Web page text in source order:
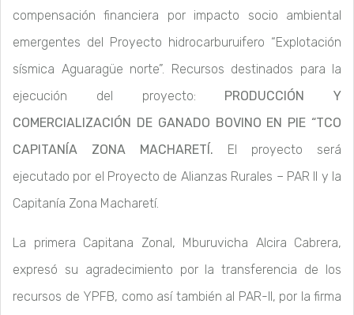
compensación financiera por impacto socio ambiental
emergentes del Proyecto hidrocarburuifero “Explotación
sísmica Aguaragüe norte”. Recursos destinados para la
ejecución del proyecto: PRODUCCIÓN Y
COMERCIALIZACIÓN DE GANADO BOVINO EN PIE “TCO
CAPITANÍA ZONA MACHARETÍ. El proyecto será
ejecutado por el Proyecto de Alianzas Rurales – PAR II y la
Capitanía Zona Macharetí.
La primera Capitana Zonal, Mburuvicha Alcira Cabrera,
expresó su agradecimiento por la transferencia de los
recursos de YPFB, como así también al PAR-II, por la firma